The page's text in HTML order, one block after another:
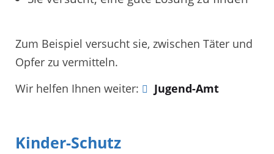
Zum Beispiel versucht sie, zwischen Täter und
Opfer zu vermitteln.
Wir helfen Ihnen weiter:
Jugend-Amt
Kinder-Schutz